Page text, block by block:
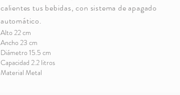
calientes tus bebidas, con sistema de apagado
automático.
Alto 22 cm
Ancho 23 cm
Diámetro 15.5 cm
Capacidad 2.2 litros
Material Metal